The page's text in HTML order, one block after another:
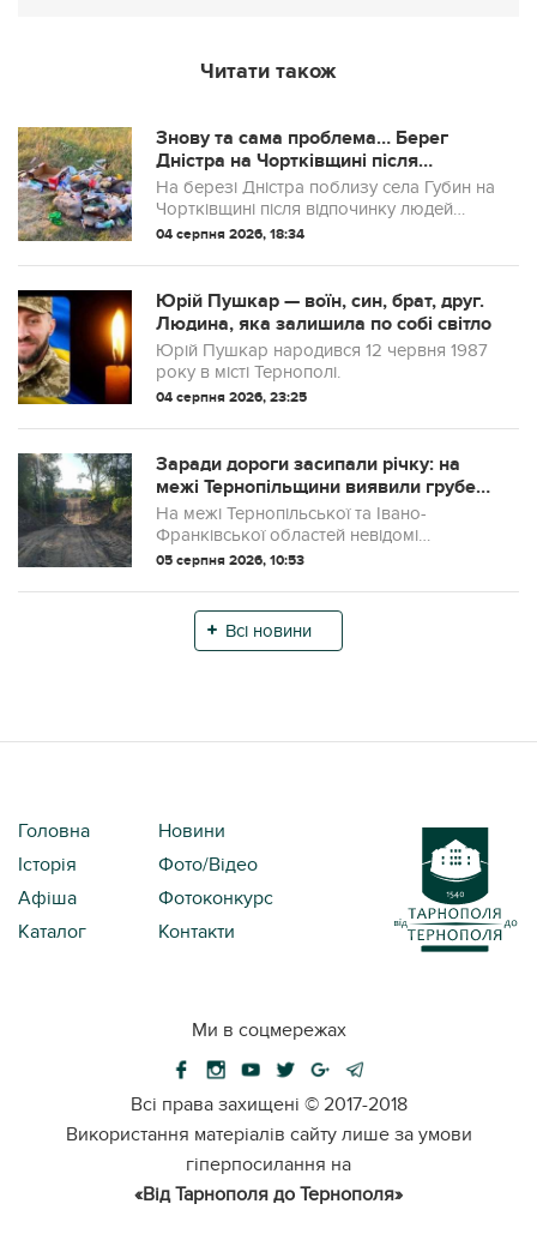
Читати також
Знову та сама проблема… Берег
Дністра на Чортківщині після
відпочинку людей вкрився сміттям
На березі Дністра поблизу села Губин на
Чортківщині після відпочинку людей
залишилося багато сміття.
04 серпня 2026, 18:34
Юрій Пушкар — воїн, син, брат, друг.
Людина, яка залишила по собі світло
Юрій Пушкар народився 12 червня 1987
року в місті Тернополі.
04 серпня 2026, 23:25
Заради дороги засипали річку: на
межі Тернопільщини виявили грубе
порушення
На межі Тернопільської та Івано-
Франківської областей невідомі
засипали частину русла річки Золота
переправу. Екологи вже
задокументували порушення та розп...
05 серпня 2026, 10:53
Всі новини
Головна
Новини
Історія
Фото/Відео
Афіша
Фотоконкурс
Каталог
Контакти
Ми в соцмережах
Всі права захищені © 2017-2018
Використання матеріалів сайту лише за умови
гіперпосилання на
«Від Тарнополя до Тернополя»